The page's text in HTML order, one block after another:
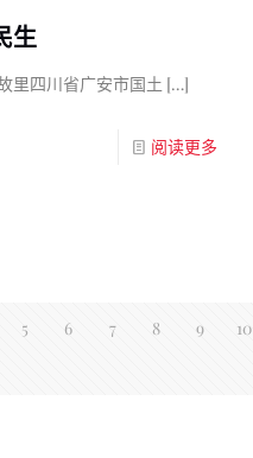
生
里四川省广安市国土 […]
阅读更多
5 6 7 8 9 10